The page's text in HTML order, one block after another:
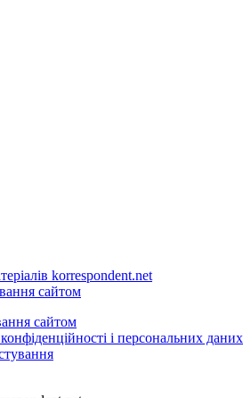
korrespondent.net
сайтом
сайтом
і персональних даних